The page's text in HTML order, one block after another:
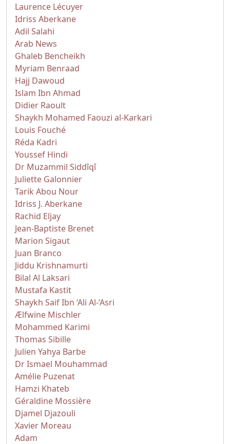
Laurence Lécuyer
Idriss Aberkane
Adil Salahi
Arab News
Ghaleb Bencheikh
Myriam Benraad
Hajj Dawoud
Islam Ibn Ahmad
Didier Raoult
Shaykh Mohamed Faouzi al-Karkari
Louis Fouché
Réda Kadri
Youssef Hindi
Dr Muzammil Siddîqî
Juliette Galonnier
Tarik Abou Nour
Idriss J. Aberkane
Rachid Eljay
Jean-Baptiste Brenet
Marion Sigaut
Juan Branco
Jiddu Krishnamurti
Bilal Al Laksari
Mustafa Kastit
Shaykh Saif Ibn ‘Ali Al-‘Asri
Ælfwine Mischler
Mohammed Karimi
Thomas Sibille
Julien Yahya Barbe
Dr Ismael Mouhammad
Amélie Puzenat
Hamzi Khateb
Géraldine Mossière
Djamel Djazouli
Xavier Moreau
Adam